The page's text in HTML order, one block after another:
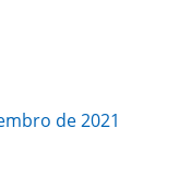
de 2021